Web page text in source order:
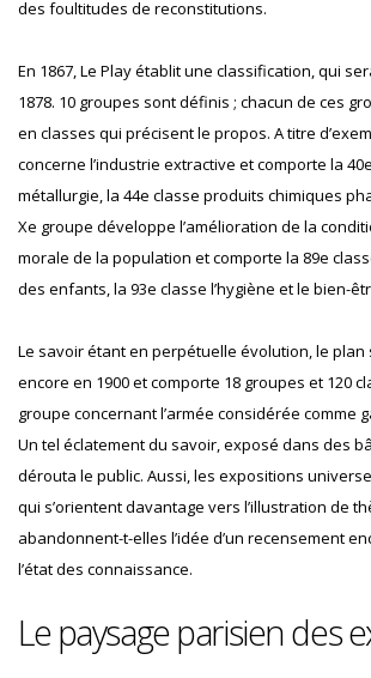
des foultitudes de reconstitutions.
En 1867, Le Play établit une classification, qui
1878. 10 groupes sont définis ; chacun de ces
en classes qui précisent le propos. A titre
concerne l’industrie extractive et comporte la
métallurgie, la 44e classe produits chimiques
Xe groupe développe l’amélioration de la
morale de la population et comporte la 89e
des enfants, la 93e classe l’hygiène et le bien-
Le savoir étant en perpétuelle évolution, le plan
encore en 1900 et comporte 18 groupes et 120
groupe concernant l’armée considérée comme
Un tel éclatement du savoir, exposé dans des
dérouta le public. Aussi, les expositions
qui s’orientent davantage vers l’illustration de
abandonnent-t-elles l’idée d’un recensement
l’état des connaissance.
Le paysage parisien des